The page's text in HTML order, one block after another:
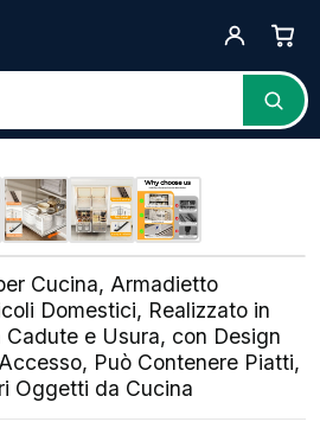
Cucina, Armadietto
Domestici, Realizzato in
e Usura, con Design
Può Contenere Piatti,
Oggetti da Cucina